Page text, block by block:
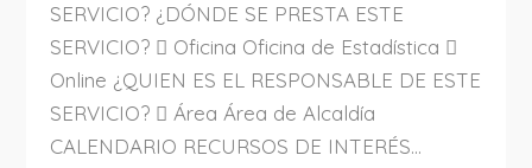
SERVICIO? ¿DÓNDE SE PRESTA ESTE
SERVICIO?  Oficina Oficina de Estadística 
Online ¿QUIEN ES EL RESPONSABLE DE ESTE
SERVICIO?  Área Área de Alcaldía
CALENDARIO RECURSOS DE INTERÉS...